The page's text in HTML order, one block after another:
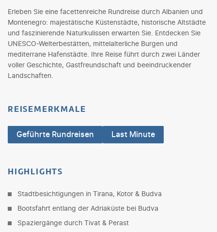
Erleben Sie eine facettenreiche Rundreise durch Albanien und
Montenegro: majestätische Küstenstädte, historische Altstädte
und faszinierende Naturkulissen erwarten Sie. Entdecken Sie
UNESCO-Welterbestätten, mittelalterliche Burgen und
mediterrane Hafenstädte. Ihre Reise führt durch zwei Länder
voller Geschichte, Gastfreundschaft und beeindruckender
Landschaften.
REISEMERKMALE
Geführte Rundreisen Last Minute
HIGHLIGHTS
Stadtbesichtigungen in Tirana, Kotor & Budva
Bootsfahrt entlang der Adriaküste bei Budva
Spaziergänge durch Tivat & Perast